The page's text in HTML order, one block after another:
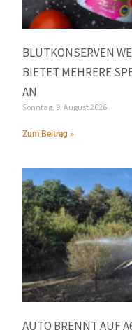
BLUTKONSERVEN
BIETET MEHRERE
AN
Sonntag, 9. August 2026
Zum Beitrag »
AUTO BRENNT AUF